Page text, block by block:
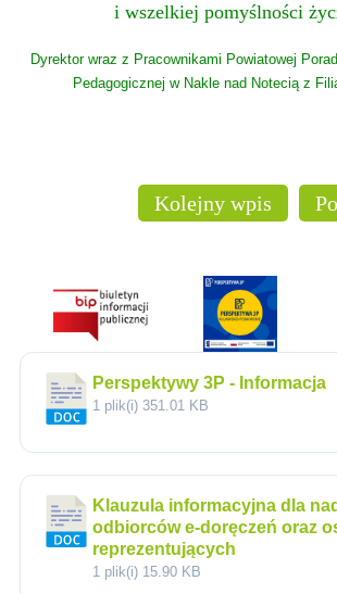
i wszelkiej pomyślności
Dyrektor wraz z Pracownikami Powiatowej
Pedagogicznej w Nakle nad Notecią z
Kolejny wpis
Perspektywy 3P - Informacja
1 plik(i) 351.01 KB
Klauzula informacyjna dla
odbiorców e-doręczeń oraz
reprezentujących
1 plik(i) 15.90 KB